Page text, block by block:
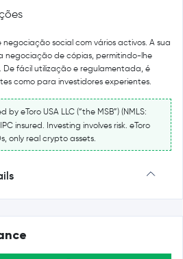
social com vários activos. A sua
negociação de cópias, permitindo-lhe
De fácil utilização e regulamentada, é
como para investidores experientes.
eToro USA LLC (“the MSB”) (NMLS:
insured. Investing involves risk. eToro
only real crypto assets.